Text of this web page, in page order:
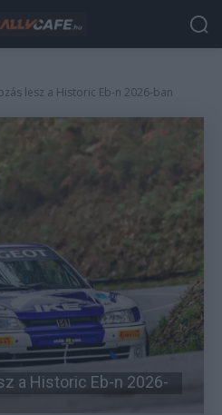
lesz a Historic Eb-n 2026-ban
a Historic Eb-n 2026-